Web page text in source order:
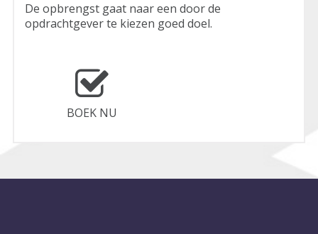
De opbrengst gaat naar een door de
opdrachtgever te kiezen goed doel.
BOEK NU